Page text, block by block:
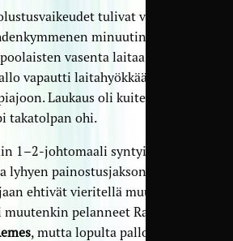
tulivat vahvasti
minuutin
vasenta laitaa pitkin
vapautti laitahyökkääjän
Laukaus oli kuitenkin
takatolpan ohi.
1–2-johtomaali syntyi puolen
lyhyen painostusjakson
ehtivät vieritellä muun
pelanneet Radwan
, mutta lopulta pallo ajautui